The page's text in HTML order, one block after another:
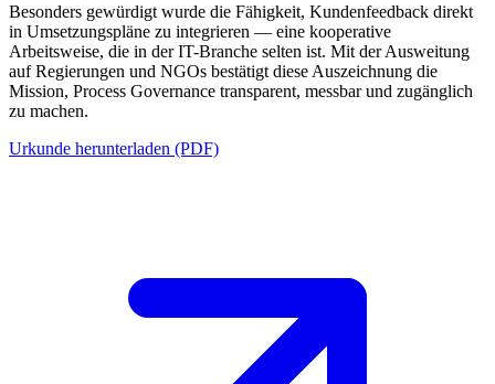
Besonders gewürdigt wurde die Fähigkeit, Kundenfeedback direkt
in Umsetzungspläne zu integrieren — eine kooperative
Arbeitsweise, die in der IT-Branche selten ist. Mit der Ausweitung
auf Regierungen und NGOs bestätigt diese Auszeichnung die
Mission, Process Governance transparent, messbar und zugänglich
zu machen.
Urkunde herunterladen (PDF)